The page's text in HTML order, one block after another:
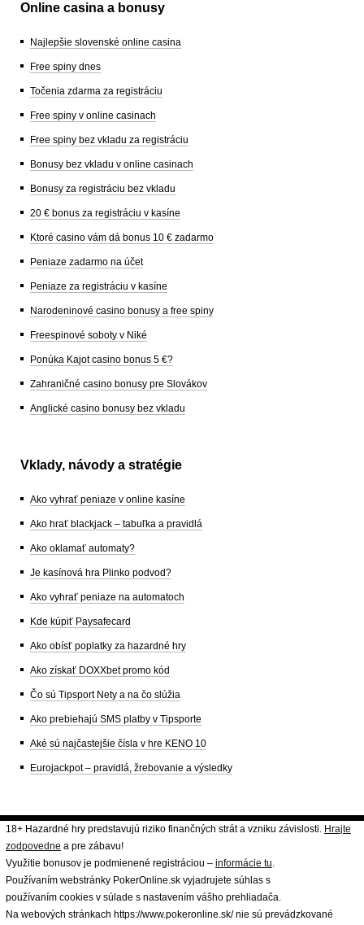
Online casina a bonusy
Najlepšie slovenské online casina
Free spiny dnes
Točenia zdarma za registráciu
Free spiny v online casinach
Free spiny bez vkladu za registráciu
Bonusy bez vkladu v online casinach
Bonusy za registráciu bez vkladu
20 € bonus za registráciu v kasíne
Ktoré casino vám dá bonus 10 € zadarmo
Peniaze zadarmo na účet
Peniaze za registráciu v kasíne
Narodeninové casino bonusy a free spiny
Freespinové soboty v Niké
Ponúka Kajot casino bonus 5 €?
Zahraničné casino bonusy pre Slovákov
Anglické casino bonusy bez vkladu
Vklady, návody a stratégie
Ako vyhrať peniaze v online kasíne
Ako hrať blackjack – tabuľka a pravidlá
Ako oklamať automaty?
Je kasínová hra Plinko podvod?
Ako vyhrať peniaze na automatoch
Kde kúpiť Paysafecard
Ako obísť poplatky za hazardné hry
Ako získať DOXXbet promo kód
Čo sú Tipsport Nety a na čo slúžia
Ako prebiehajú SMS platby v Tipsporte
Aké sú najčastejšie čísla v hre KENO 10
Eurojackpot – pravidlá, žrebovanie a výsledky
18+ Hazardné hry predstavujú riziko finančných strát a vzniku závislosti. Hrajte
zodpovedne a pre zábavu!
Využitie bonusov je podmienené registráciou – informácie tu.
Používaním webstránky PokerOnline.sk vyjadrujete súhlas s
používaním cookies v súlade s nastavením vášho prehliadača.
Na webových stránkach https://www.pokeronline.sk/ nie sú prevádzkované